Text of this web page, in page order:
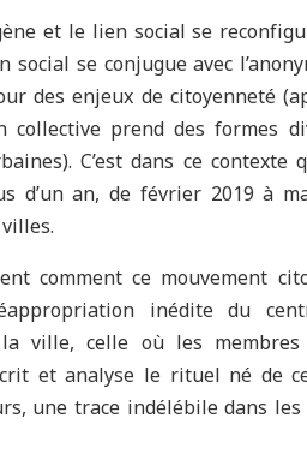
et le lien social se
se conjugue avec
des enjeux de citoyenneté
prend des formes
C’est dans ce contexte
d’un an, de février 2019 à
comment ce mouvement
inédite du
la ville, celle où les
et analyse le rituel né de
une trace indélébile dans